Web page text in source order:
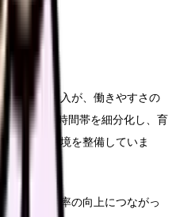
フトの導入が、働きやすさの
・遅番の時間帯を細分化し、育
できる環境を整備していま
善と定着率の向上につながっ